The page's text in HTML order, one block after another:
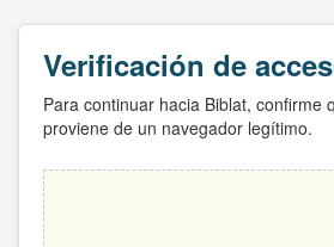
Verificación de
Para continuar hacia Biblat, confirme
proviene de un navegador legítimo.